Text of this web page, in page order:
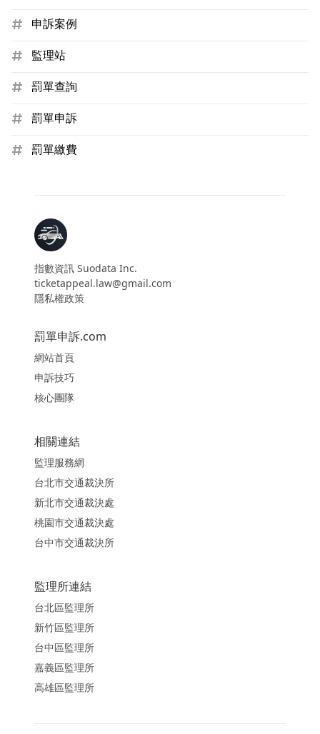
申訴案例
監理站
罰單查詢
罰單申訴
罰單繳費
指數資訊 Suodata Inc.
ticketappeal.law@gmail.com
隱私權政策
罰單申訴.com
網站首頁
申訴技巧
核心團隊
相關連結
監理服務網
台北市交通裁決所
新北市交通裁決處
桃園市交通裁決處
台中市交通裁決所
監理所連結
台北區監理所
新竹區監理所
台中區監理所
嘉義區監理所
高雄區監理所